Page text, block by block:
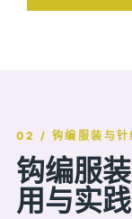
02 / 钩编服装与针
钩编服
用与实践